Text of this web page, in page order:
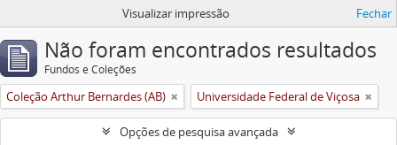
Visualizar impressão Fechar
Não foram encontrados resultados
Fundos e Coleções
Coleção Arthur Bernardes (AB) Universidade Federal de Viçosa
Opções de pesquisa avançada